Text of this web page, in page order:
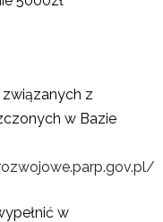
z
w Bazie
w